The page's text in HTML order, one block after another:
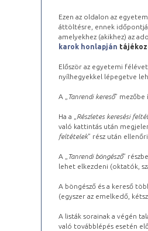
Ezen az oldalon az
áttöltésre, ennek időpontját
amelyekhez (akikhez) az
karok honlapján
Először az egyetemi félévet
nyílhegyekkel lépegetve
A „ Tanrendi kereső” mezőbe
Ha a „ Részletes keresési
való kattintás után
feltételek” rész után
A „ Tanrendi böngésző”
lehet elkezdeni (oktatók,
A böngésző és a kereső
(egyszer az emelkedő,
A listák sorainak a végén
való továbblépés esetén